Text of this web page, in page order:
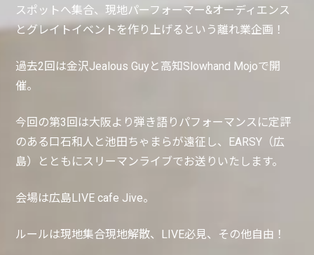
スポットへ集合、現地パーフォーマー&オーディエンス
とグレイトイベントを作り上げるという離れ業企画！
過去2回は金沢Jealous Guyと高知Slowhand Mojoで開
催。
今回の第3回は大阪より弾き語りパフォーマンスに定評
のある口石和人と池田ちゃまらが遠征し、EARSY（広
島）とともにスリーマンライブでお送りいたします。
会場は広島LIVE cafe Jive。
ルールは現地集合現地解散、LIVE必見、その他自由！